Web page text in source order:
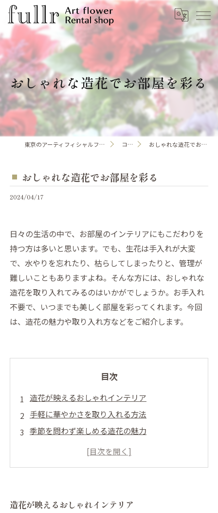
おしゃれな造花でお部屋を彩る
東京のアーティフィシャルフラワーならfullr コラム おしゃれな造花でお部屋を彩る
おしゃれな造花でお部屋を彩る
2024/04/17
日々の生活の中で、お部屋のインテリアにもこだわりを
持つ方は多いと思います。でも、生花は手入れが大変
で、水やりを忘れたり、枯らしてしまったりと、管理が
難しいこともありますよね。そんな方には、おしゃれな
造花を取り入れてみるのはいかがでしょうか。お手入れ
不要で、いつまでも美しく部屋を彩ってくれます。今回
は、造花の魅力や取り入れ方などをご紹介します。
目次
造花が映えるおしゃれインテリア
手軽に華やかさを取り入れる方法
季節を問わず楽しめる造花の魅力
長期間美しさを保つ高品質な造花選びのポイン
造花が映えるおしゃれインテリア